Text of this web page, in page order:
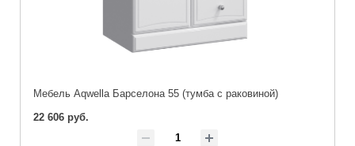
Мебель Aqwella Барселона 55 (тумба с раковиной)
22 606 руб.